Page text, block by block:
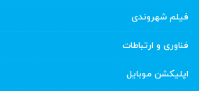
فیلم شهروندی
فناوری و ارتباطات
اپلیکشن موبایل